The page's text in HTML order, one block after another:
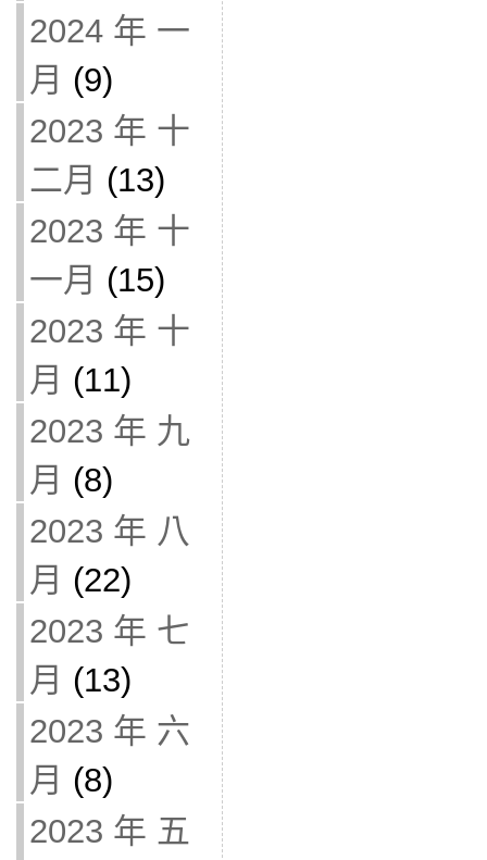
2024 年 一
月 (9)
2023 年 十
二月 (13)
2023 年 十
一月 (15)
2023 年 十
月 (11)
2023 年 九
月 (8)
2023 年 八
月 (22)
2023 年 七
月 (13)
2023 年 六
月 (8)
2023 年 五